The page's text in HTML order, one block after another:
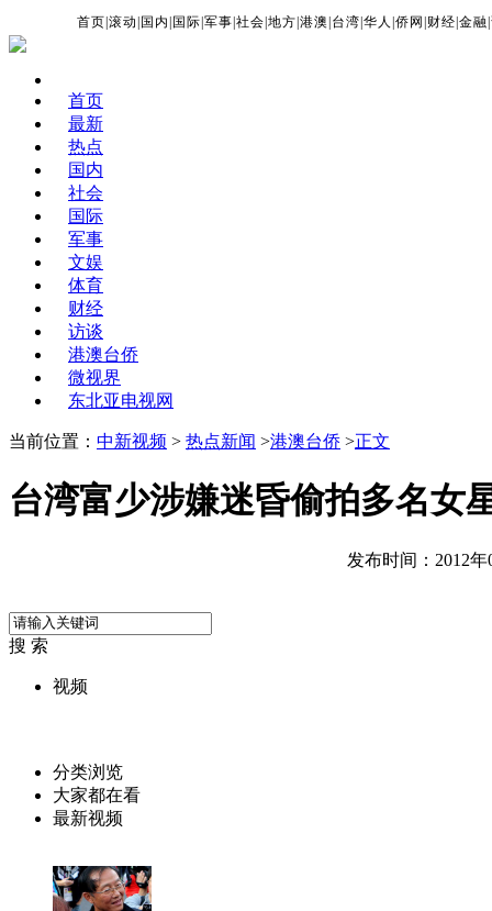
首页 |滚动 国内 国际 |军事 |社会 |地方 |港澳 台湾 |华人 |侨网 财经 |金融 |
首页
最新
热点
国内
社会
国际
军事
文娱
体育
财经
访谈
港澳台侨
微视界
东北亚电视网
当前位置： 中新视频 > 热点新闻 >港澳台侨 >正文
台湾富少涉嫌迷昏偷拍多名女
发布时间：2012年
搜 索
视频
分类浏览
大家都在看
最新视频